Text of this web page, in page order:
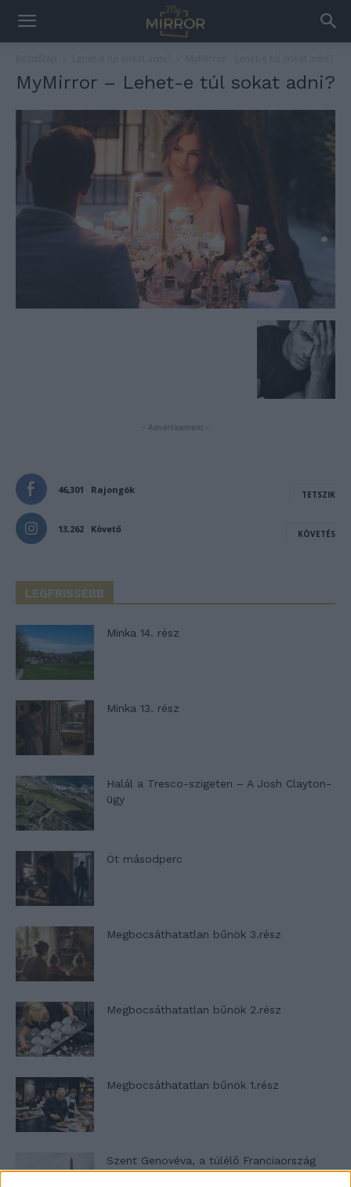
MyMirror – Lehet-e túl sokat adni?
- Advertisement -
46,301 Rajongók TETSZIK
13,262 Követő KÖVETÉS
LEGFRISSEBB
Minka 14. rész
Minka 13. rész
Halál a Tresco-szigeten – A Josh Clayton-
ügy
Öt másodperc
Megbocsáthatatlan bűnök 3.rész
Megbocsáthatatlan bűnök 2.rész
Megbocsáthatatlan bűnök 1.rész
Szent Genovéva, a túlélő Franciaország
jelképe